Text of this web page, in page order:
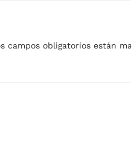
campos obligatorios están